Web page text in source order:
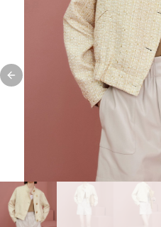
Previous slide